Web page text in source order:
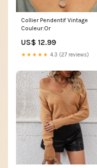
Collier Pendentif Vintage
Couleur:Or
US$ 12.99
★★★★★ 4.3 (27 reviews)